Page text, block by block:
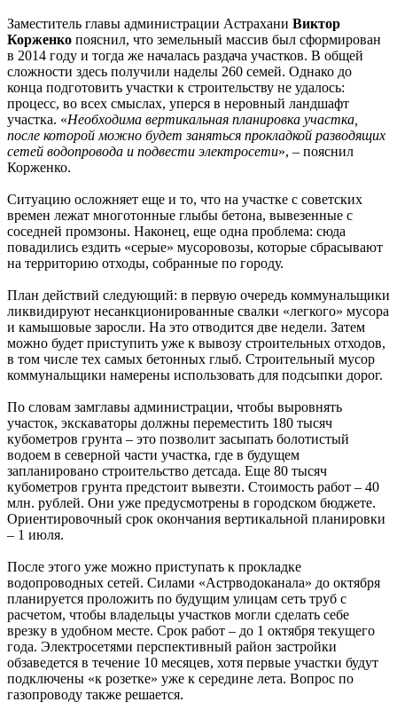
Заместитель главы администрации Астрахани Виктор
Корженко пояснил, что земельный массив был сформирован
в 2014 году и тогда же началась раздача участков. В общей
сложности здесь получили наделы 260 семей. Однако до
конца подготовить участки к строительству не удалось:
процесс, во всех смыслах, уперся в неровный ландшафт
участка. «Необходима вертикальная планировка участка,
после которой можно будет заняться прокладкой разводящих
сетей водопровода и подвести электросети», – пояснил
Корженко.
Ситуацию осложняет еще и то, что на участке с советских
времен лежат многотонные глыбы бетона, вывезенные с
соседней промзоны. Наконец, еще одна проблема: сюда
повадились ездить «серые» мусоровозы, которые сбрасывают
на территорию отходы, собранные по городу.
План действий следующий: в первую очередь коммунальщики
ликвидируют несанкционированные свалки «легкого» мусора
и камышовые заросли. На это отводится две недели. Затем
можно будет приступить уже к вывозу строительных отходов,
в том числе тех самых бетонных глыб. Строительный мусор
коммунальщики намерены использовать для подсыпки дорог.
По словам замглавы администрации, чтобы выровнять
участок, экскаваторы должны переместить 180 тысяч
кубометров грунта – это позволит засыпать болотистый
водоем в северной части участка, где в будущем
запланировано строительство детсада. Еще 80 тысяч
кубометров грунта предстоит вывезти. Стоимость работ – 40
млн. рублей. Они уже предусмотрены в городском бюджете.
Ориентировочный срок окончания вертикальной планировки
– 1 июля.
После этого уже можно приступать к прокладке
водопроводных сетей. Силами «Астрводоканала» до октября
планируется проложить по будущим улицам сеть труб с
расчетом, чтобы владельцы участков могли сделать себе
врезку в удобном месте. Срок работ – до 1 октября текущего
года. Электросетями перспективный район застройки
обзаведется в течение 10 месяцев, хотя первые участки будут
подключены «к розетке» уже к середине лета. Вопрос по
газопроводу также решается.